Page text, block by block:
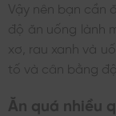
Vậy nên bạn cần
độ ăn uống lành
xơ, rau xanh và
tố và cân bằng
Ăn quá nhiều